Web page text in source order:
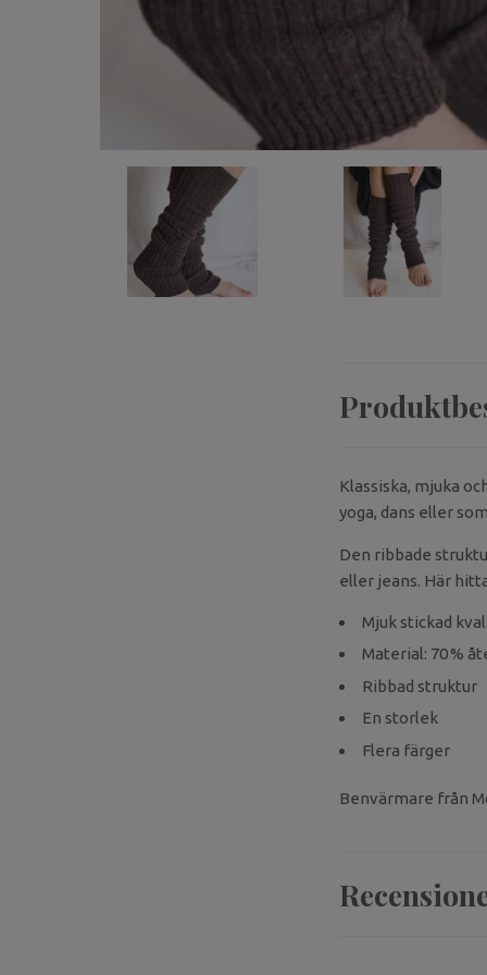
Klassiska, mjuka
yoga, dans eller
Den ribbade
eller jeans. Här
Mjuk stickad
Material: 70 %
Ribbad struktur
En storlek
Flera färger
Benvärmare från